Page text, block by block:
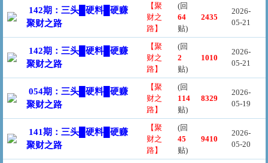
142期：三头█硬料█硬赚
聚财之路
【聚
财之
路】
(回
64
贴)
2435
2026-
05-21
142期：三头█硬料█硬赚
聚财之路
【聚
财之
路】
(回
2
贴)
1010
2026-
05-21
054期：三头█硬料█硬赚
聚财之路
【聚
财之
路】
(回
114
贴)
8329
2026-
05-19
141期：三头█硬料█硬赚
聚财之路
【聚
财之
路】
(回
45
贴)
9410
2026-
05-20